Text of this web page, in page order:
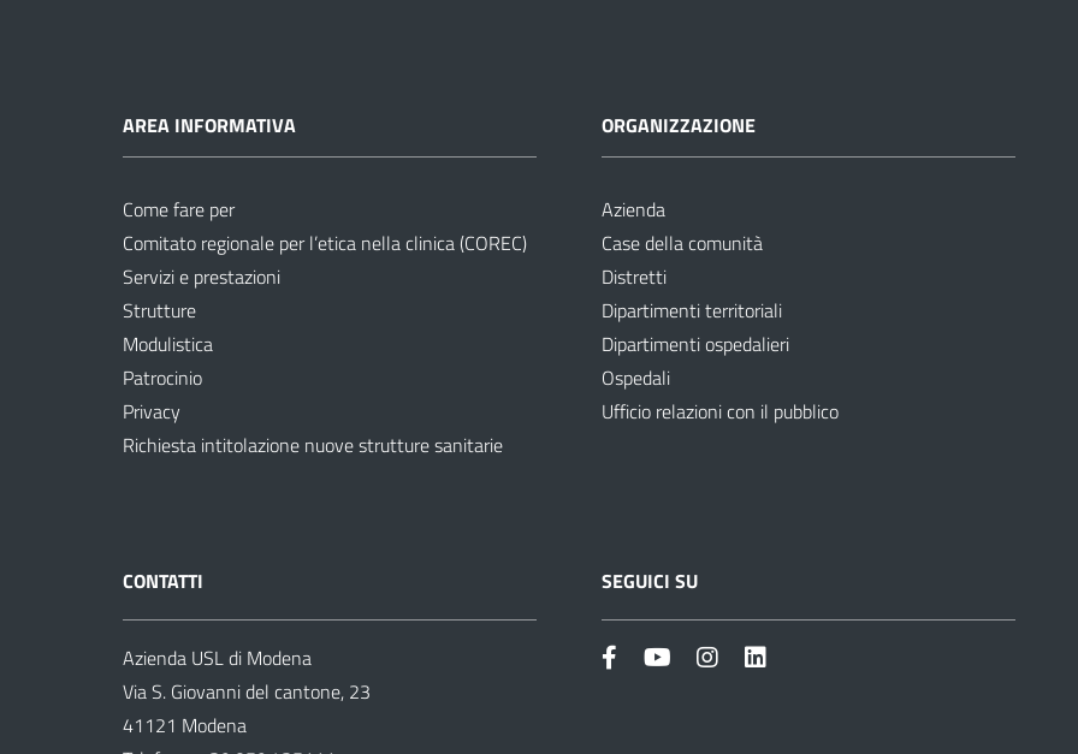
AREA INFORMATIVA
Come fare per
Comitato regionale per l’etica nella clinica (COREC)
Servizi e prestazioni
Strutture
Modulistica
Patrocinio
Privacy
Richiesta intitolazione nuove strutture sanitarie
ORGANIZZAZIONE
Azienda
Case della comunità
Distretti
Dipartimenti territoriali
Dipartimenti ospedalieri
Ospedali
Ufficio relazioni con il pubblico
CONTATTI
Azienda USL di Modena
Via S. Giovanni del cantone, 23
41121 Modena
SEGUICI SU